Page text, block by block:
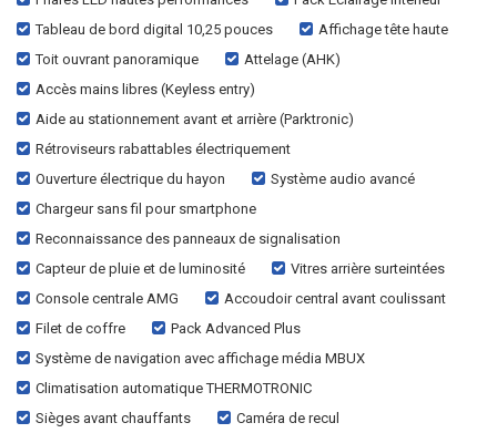
Tableau de bord digital 10,25 pouces
Affichage tête haute
Toit ouvrant panoramique
Attelage (AHK)
Accès mains libres (Keyless entry)
Aide au stationnement avant et arrière (Parktronic)
Rétroviseurs rabattables électriquement
Ouverture électrique du hayon
Système audio avancé
Chargeur sans fil pour smartphone
Reconnaissance des panneaux de signalisation
Capteur de pluie et de luminosité
Vitres arrière surteintées
Console centrale AMG
Accoudoir central avant coulissant
Filet de coffre
Pack Advanced Plus
Système de navigation avec affichage média MBUX
Climatisation automatique THERMOTRONIC
Sièges avant chauffants
Caméra de recul